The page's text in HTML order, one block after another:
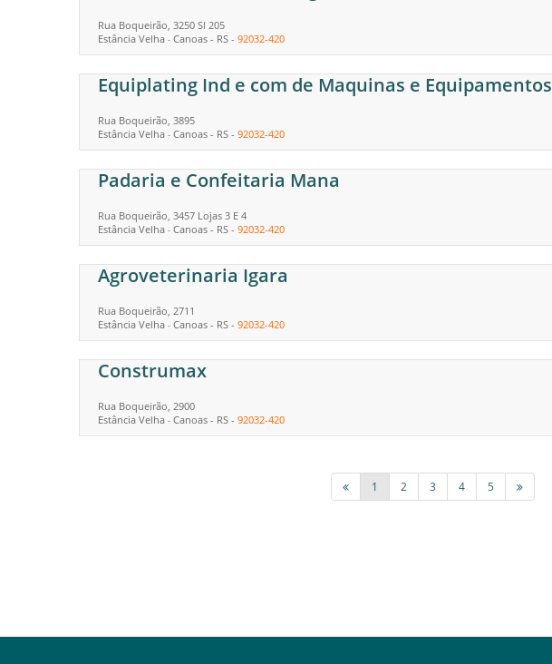
Rua Boqueirão, 3250 Sl 205
Estância Velha - Canoas - RS - 92032-420
Equiplating Ind e com de Maquinas e Equipamentos
Rua Boqueirão, 3895
Estância Velha - Canoas - RS - 92032-420
Padaria e Confeitaria Mana
Rua Boqueirão, 3457 Lojas 3 E 4
Estância Velha - Canoas - RS - 92032-420
Agroveterinaria Igara
Rua Boqueirão, 2711
Estância Velha - Canoas - RS - 92032-420
Construmax
Rua Boqueirão, 2900
Estância Velha - Canoas - RS - 92032-420
1 2 3 4 5